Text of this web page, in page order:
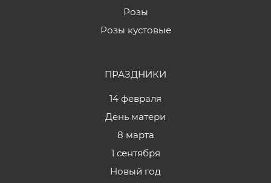
Розы
Розы кустовые
ПРАЗДНИКИ
14 февраля
День матери
8 марта
1 сентября
Новый год